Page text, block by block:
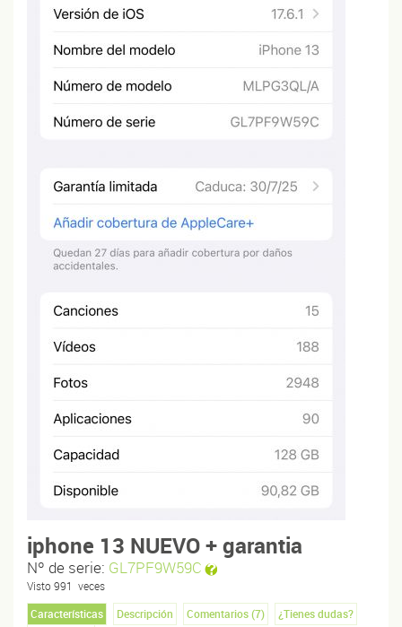
iphone 13 NUEVO + garantia
Nº de serie: GL7PF9W59C
Visto991 veces
Características
Descripción Comentarios (7)
¿Tienes dudas?